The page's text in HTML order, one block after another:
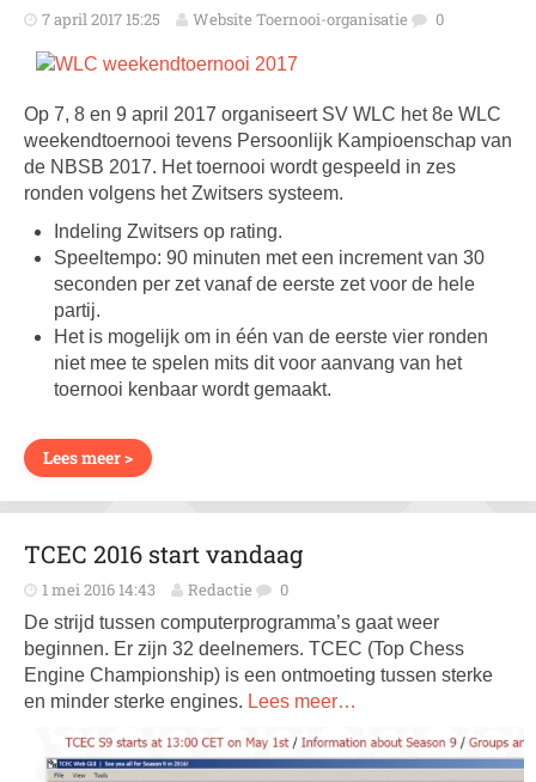
7 april 2017 15:25 Website Toernooi-organisatie 0
Op 7, 8 en 9 april 2017 organiseert SV WLC het 8e WLC
weekendtoernooi tevens Persoonlijk Kampioenschap van
de NBSB 2017. Het toernooi wordt gespeeld in zes
ronden volgens het Zwitsers systeem.
Indeling Zwitsers op rating.
Speeltempo: 90 minuten met een increment van 30
seconden per zet vanaf de eerste zet voor de hele
partij.
Het is mogelijk om in één van de eerste vier ronden
niet mee te spelen mits dit voor aanvang van het
toernooi kenbaar wordt gemaakt.
Lees meer >
TCEC 2016 start vandaag
1 mei 2016 14:43 Redactie 0
De strijd tussen computerprogramma’s gaat weer
beginnen. Er zijn 32 deelnemers. TCEC (Top Chess
Engine Championship) is een ontmoeting tussen sterke
en minder sterke engines. Lees meer…